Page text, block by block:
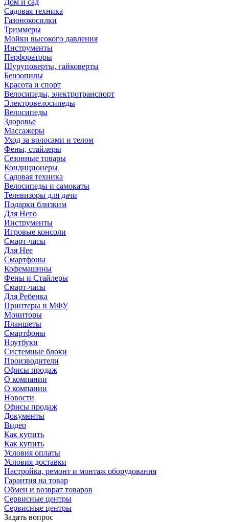
Дом и сад
Садовая техника
Газонокосилки
Триммеры
Мойки высокого давления
Инструменты
Перфораторы
Шуруповерты, гайковерты
Бензопилы
Красота и спорт
Велосипеды, электротранспорт
Электровелосипеды
Велосипеды
Здоровье
Массажеры
Уход за волосами и телом
Фены, стайлеры
Сезонные товары
Кондиционеры
Садовая техника
Велосипеды и самокаты
Телевизоры для дачи
Подарки близким
Для Него
Инструменты
Игровые консоли
Смарт-часы
Для Нее
Смартфоны
Кофемашины
Фены и Стайлеры
Смарт-часы
Для Ребенка
Принтеры и МФУ
Мониторы
Планшеты
Смартфоны
Ноутбуки
Системные блоки
Производители
Офисы продаж
О компании
О компании
Новости
Офисы продаж
Документы
Видео
Как купить
Как купить
Условия оплаты
Условия доставки
Настройка, ремонт и монтаж оборудования
Гарантия на товар
Обмен и возврат товаров
Сервисные центры
Сервисные центры
Задать вопрос